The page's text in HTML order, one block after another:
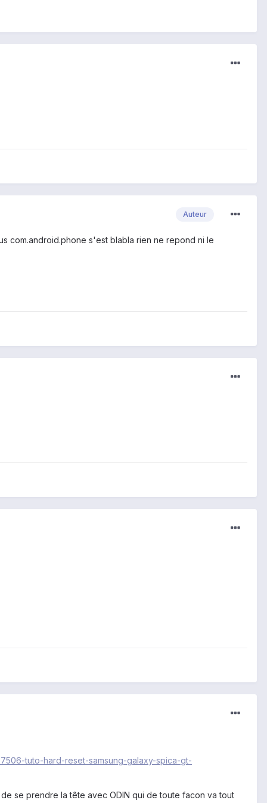
Auteur
com.android.phone s'est blabla rien ne repond ni le
tuto-hard-reset-samsung-galaxy-spica-gt-
se prendre la tête avec ODIN qui de toute facon va tout